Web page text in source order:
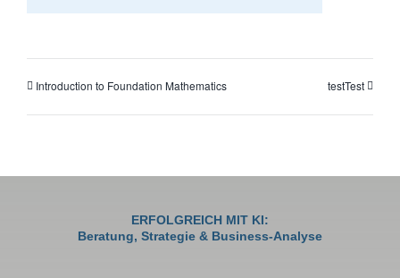
Introduction to Foundation Mathematics testTest
ERFOLGREICH MIT KI:
Beratung, Strategie & Business-Analyse